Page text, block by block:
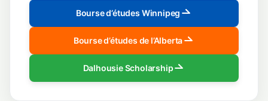
Bourse d’études Winnipeg
Bourse d’études de l’Alberta
Dalhousie Scholarship